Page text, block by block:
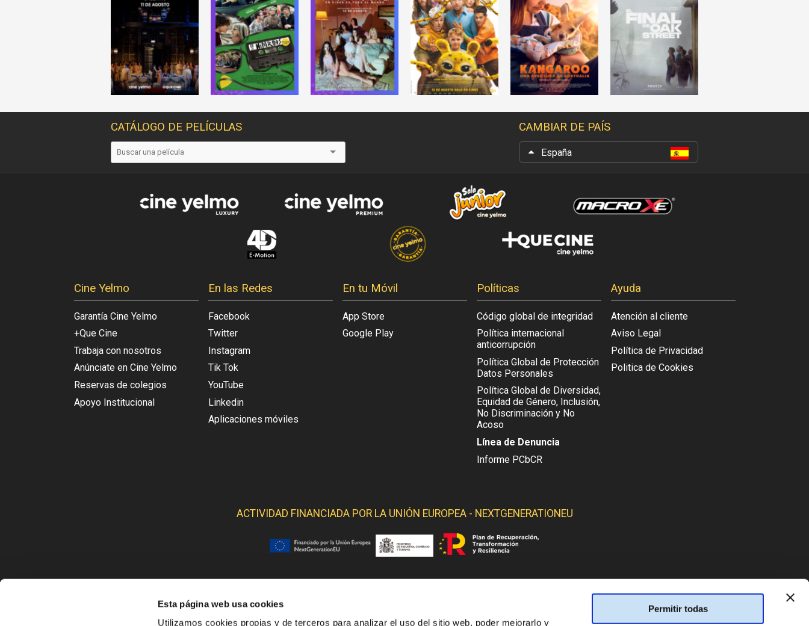
Esta página web usa cookies
Utilizamos cookies propias y de terceros para analizar el uso del sitio web, poder mejorarlo y
Permitir todas
CATÁLOGO DE PELÍCULAS CAMBIAR DE PAÍS
España
Cine Yelmo
Garantía Cine Yelmo
+Que Cine
Trabaja con nosotros
Anúnciate en Cine Yelmo
Reservas de colegios
Apoyo Institucional
En las Redes
Facebook
Twitter
Instagram
Tik Tok
YouTube
Linkedin
Aplicaciones móviles
En tu Móvil
App Store
Google Play
Políticas
Código global de integridad
Política internacional
anticorrupción
Política Global de Protección
Datos Personales
Política Global de Diversidad,
Equidad de Género, Inclusión,
No Discriminación y No
Acoso
Línea de Denuncia
Informe PCbCR
Ayuda
Atención al cliente
Aviso Legal
Política de Privacidad
Politica de Cookies
ACTIVIDAD FINANCIADA POR LA UNIÓN EUROPEA - NEXTGENERATIONEU
CINE YELMO OBTIENE SOPORTE DE LOS SIGUIENTES ORGANISMOS: